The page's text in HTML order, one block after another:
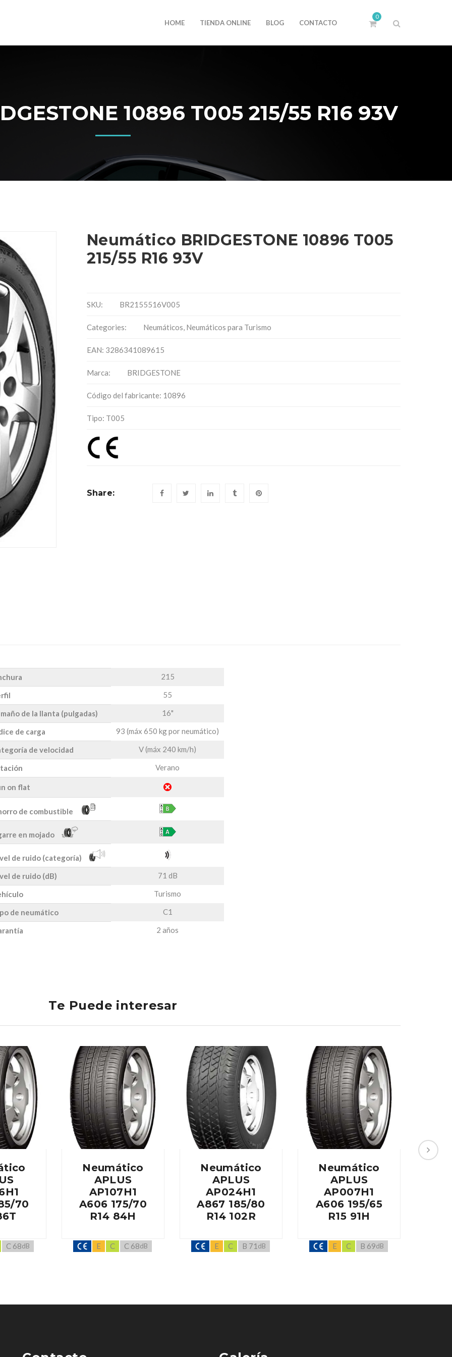
HOME TIENDA ONLINE BLOG CONTACTO
0
10896 T005 215/55 R16 93V
Neumático BRIDGESTONE 10896 T005
215/55 R16 93V
SKU: BR2155516V005
Categories: Neumáticos, Neumáticos para Turismo
EAN: 3286341089615
Marca: BRIDGESTONE
Código del fabricante: 10896
Tipo: T005
Share:
215
55
de la llanta (pulgadas) 16"
de carga 93 (máx 650 kg por neumático)
de velocidad V (máx 240 km/h)
Verano
on flat
de combustible
en mojado
de ruido (categoría)
de ruido (dB)
71 dB
Turismo
de neumático C1
2 años
Te Puede interesar
70
C 68dB
Neumático
APLUS
AP107H1
A606 175/70
R14 84H
E C C 68dB
Neumático
APLUS
AP024H1
A867 185/80
R14 102R
E C B 71 dB
Neumático
APLUS
AP007H1
A606 195/65
R15 91H
E C B 69dB